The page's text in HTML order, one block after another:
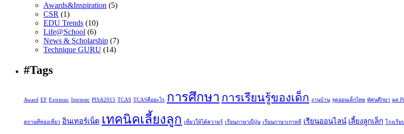
Awards&Inspiration (5)
CSR (1)
EDU Trends (10)
Life@School (6)
News & Scholarship (7)
Technique GURU (14)
#Tags
Award EF Extrinsic Intrinsic PISA2015 TCAS TCASคืออะไร การศึกษา การเรียนรู้ของเด็ก งานบ้าน จุดอ่อนเด็กไทย ทัศนศึกษา ผล
สถานที่ท่องเที่ยว อินเทอร์เน็ต เทคนิคเลี้ยงลูก เที่ยวให้ได้ความรู้ เรียนภาษาญี่ปุ่น เรียนภาษาเกาหลี เรียนออนไลน์ เลี้ยงลูกเล็ก โรงเรี